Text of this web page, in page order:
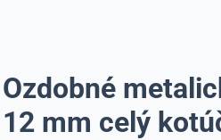
Ozdobné
12 mm celý